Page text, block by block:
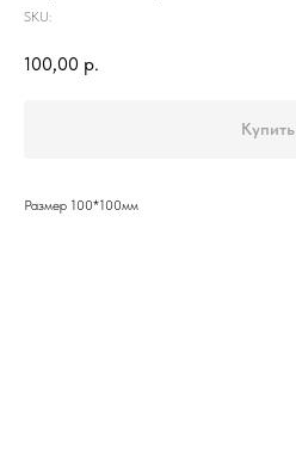
SKU:
100,00 р.
Купить
Размер 100*100мм